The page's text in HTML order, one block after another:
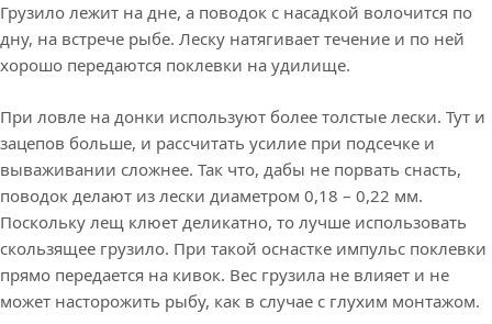
Грузило лежит на дне, а поводок с насадкой волочится по
дну, на встрече рыбе. Леску натягивает течение и по ней
хорошо передаются поклевки на удилище.
При ловле на донки используют более толстые лески. Тут и
зацепов больше, и рассчитать усилие при подсечке и
вываживании сложнее. Так что, дабы не порвать снасть,
поводок делают из лески диаметром 0,18 – 0,22 мм.
Поскольку лещ клюет деликатно, то лучше использовать
скользящее грузило. При такой оснастке импульс поклевки
прямо передается на кивок. Вес грузила не влияет и не
может насторожить рыбу, как в случае с глухим монтажом.